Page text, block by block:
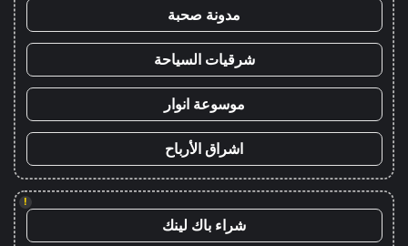
مدونة صحبة
شرقيات السياحة
موسوعة انوار
اشراق الأرباح
!
شراء باك لينك